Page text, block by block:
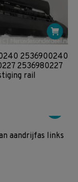
2536900240
2536980227
rail
aandrijfas links